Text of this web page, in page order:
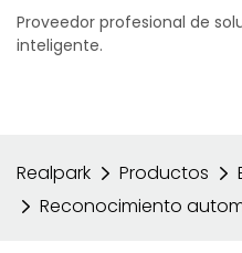
Proveedor profesional de
inteligente.
Realpark Productos
Reconocimiento